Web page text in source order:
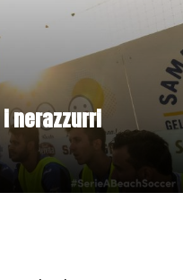
i nerazzurri